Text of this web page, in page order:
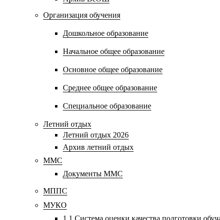
Организация обучения
Дошкольное образование
Начальное общее образование
Основное общее образование
Среднее общее образование
Специальное образование
Летний отдых
Летний отдых 2026
Архив летний отдых
ММС
Документы ММС
МППС
МУКО
1.1 Система оценки качества подготовки